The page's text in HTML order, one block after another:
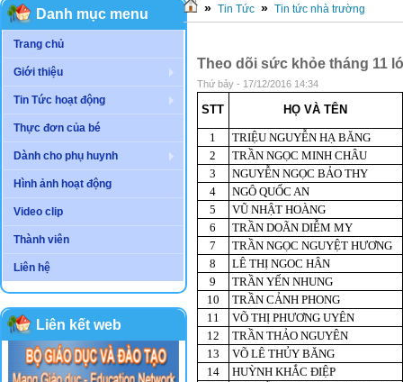
Danh mục menu
Trang chủ
Giới thiệu
Tin Tức hoạt động
Thực đơn của bé
Dành cho phụ huynh
Hình ảnh hoạt động
Video clip
Thành viên
Liên hệ
Liên kết web
» Tin Tức » Tin tức nhà trường
Theo dõi sức khỏe tháng 11
Thứ bảy - 17/12/2016 14:34
STT HỌ VÀ TÊN
1
TRIỆU NGUYỄN HẠ BĂNG
2
TRẦN NGỌC MINH CHÂU
3
NGUYỄN NGỌC BẢO THY
4
NGÔ QUỐC AN
5
VŨ NHẬT HOÀNG
6
TRẦN DOÃN DIỄM MY
7
TRẦN NGỌC NGUYỆT HƯƠNG
8
LÊ THỊ NGOC HÂN
9
TRẦN YẾN NHUNG
10
TRẦN CẢNH PHONG
11
VÕ THỊ PHƯƠNG UYÊN
12
TRẦN THẢO NGUYÊN
13
VÕ LÊ THỦY BĂNG
14
HUỲNH KHẮC ĐIỆP